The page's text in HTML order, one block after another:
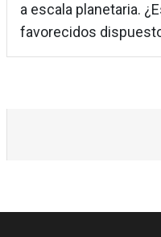
a escala planetaria.
favorecidos